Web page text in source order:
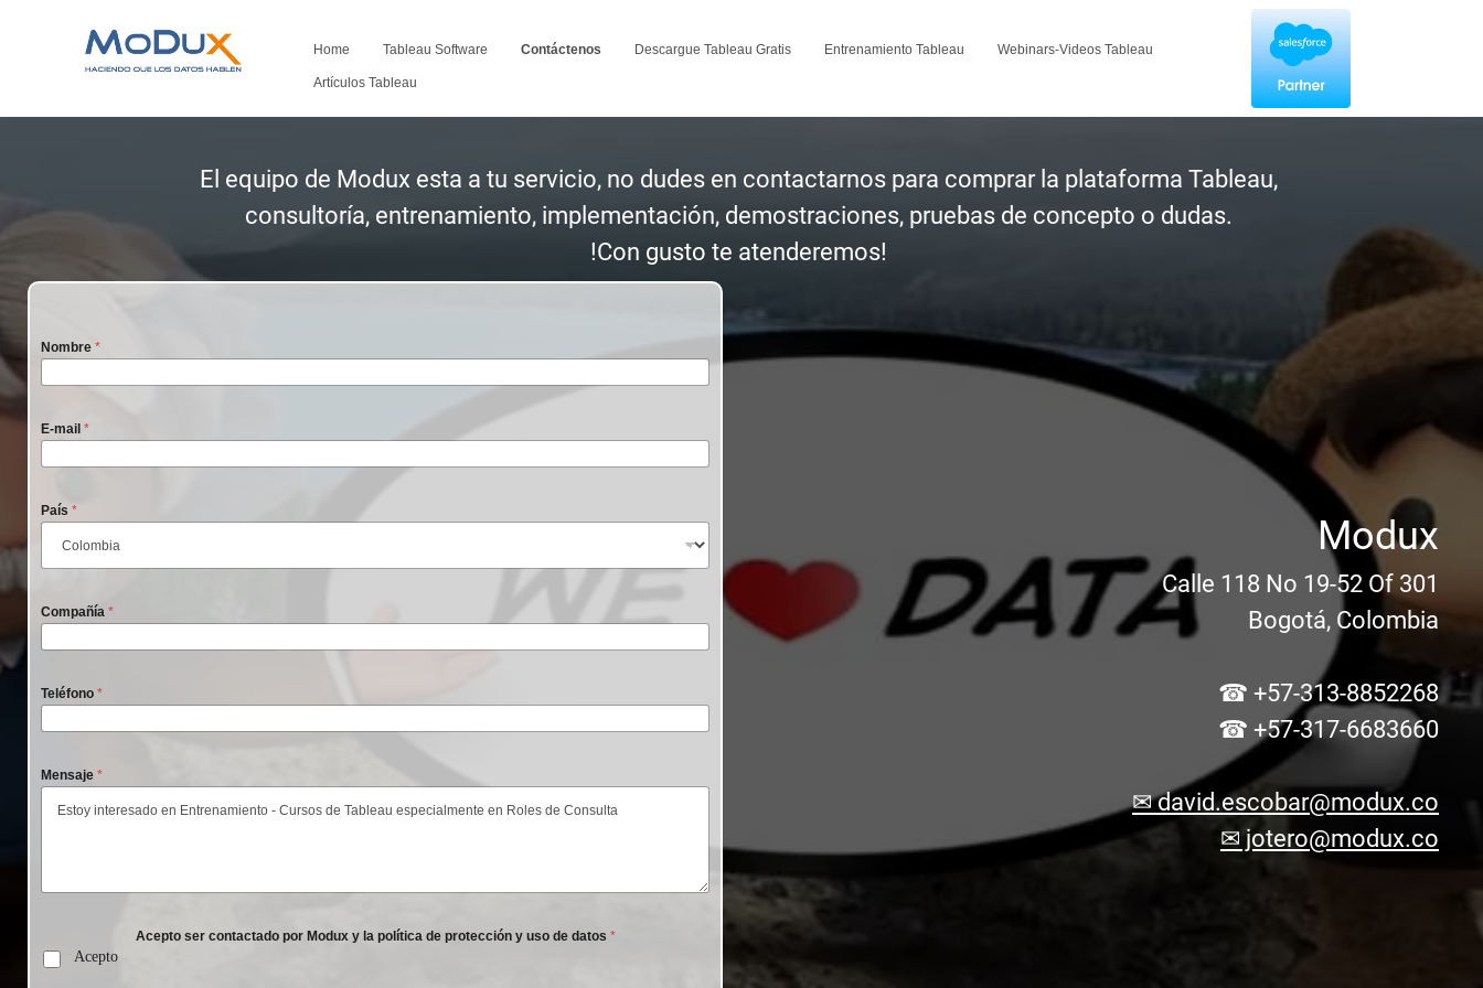
Home Tableau Software Contáctenos Descargue Tableau Gratis Entrenamiento Tableau Webinars-Videos Tableau
Artículos Tableau
El equipo de Modux esta a tu servicio, no dudes en contactarnos para comprar la plataforma Tableau,
consultoría, entrenamiento, implementación, demostraciones, pruebas de concepto o dudas.
!Con gusto te atenderemos!
Nombre *
E-mail *
País *
Compañía *
Teléfono *
Mensaje *
Acepto ser contactado por Modux y la política de protección y uso de datos *
Acepto
Modux
Calle 118 No 19-52 Of 301
Bogotá, Colombia
☎ +57-313-8852268
☎ +57-317-6683660
✉ david.escobar@modux.co
✉ jotero@modux.co